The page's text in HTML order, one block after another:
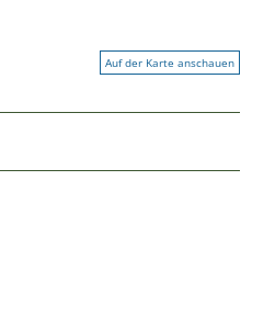
Auf der Karte anschauen